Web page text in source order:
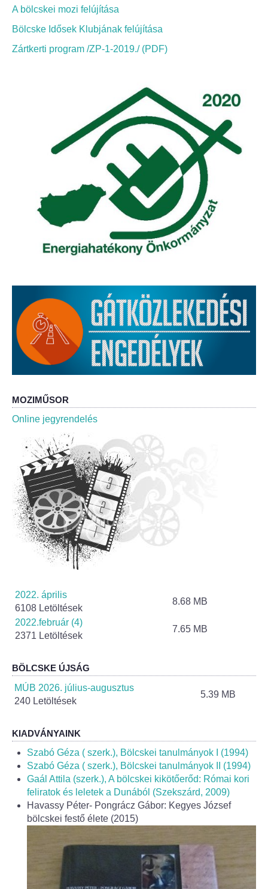
ÖNKORMÁNYZAT
Képviselő-testületi ülések
Bizottsági ülések
A helyi választási bizottság
A helyi választási bizottság határozatai
Roma Nemzetiségi Önkormányzat
Rendeletek
Polgármesteri normatív határozatok
Önkormányzati támogatások
Szabályzatok
Pályázatok
Közbeszerzések
Szerződések
Közadat
Helyi Esélyegyenlőség Program
Alapítványok
Helyi Építési Szabályzat
INTÉZMÉNYEK
Bölcskei Mesevár Óvoda és Bölcsőde
Óvodakert
Háziorvos
Gyermekorvos
Fogorvos
Védőnői szolgálat
Központi orvosi ügyelet
A bölcskei mozi felújítása
Bölcske Idősek Klubjának felújítása
Zártkerti program /ZP-1-2019./ (PDF)
MOZIMŰSOR
Online jegyrendelés
2022. április
6108 Letöltések
8.68 MB
2022.február (4)
2371 Letöltések
7.65 MB
BÖLCSKE ÚJSÁG
MÚB 2026. július-augusztus
240 Letöltések
5.39 MB
KIADVÁNYAINK
Szabó Géza ( szerk.), Bölcskei tanulmányok I (1994)
Szabó Géza ( szerk.), Bölcskei tanulmányok II (1994)
Gaál Attila (szerk.), A bölcskei kikötőerőd: Római kori
feliratok és leletek a Dunából (Szekszárd, 2009)
Havassy Péter- Pongrácz Gábor: Kegyes József
bölcskei festő élete (2015)